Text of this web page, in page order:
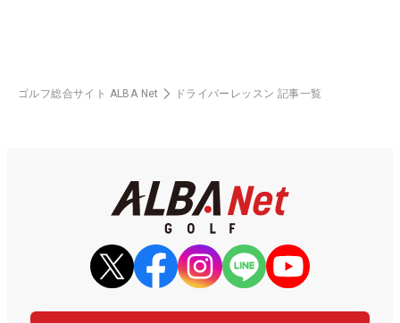
ゴルフ総合サイト ALBA Net ドライバーレッスン 記事一覧